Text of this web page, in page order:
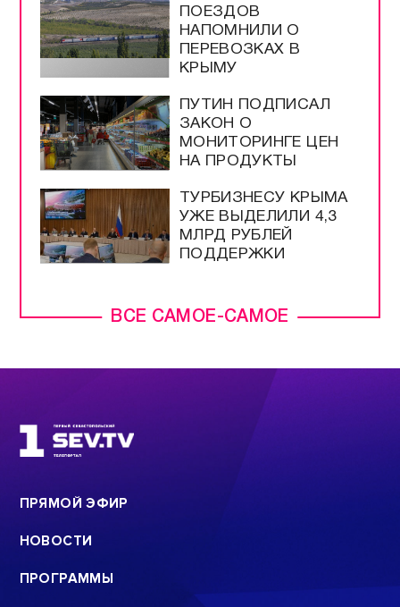
ВСЕ САМОЕ-САМОЕ
ПОЕЗДОВ
НАПОМНИЛИ О
ПЕРЕВОЗКАХ В
КРЫМУ
ПУТИН ПОДПИСАЛ
ЗАКОН О
МОНИТОРИНГЕ ЦЕН
НА ПРОДУКТЫ
ТУРБИЗНЕСУ КРЫМА
УЖЕ ВЫДЕЛИЛИ 4,3
МЛРД РУБЛЕЙ
ПОДДЕРЖКИ
ПРЯМОЙ ЭФИР
НОВОСТИ
ПРОГРАММЫ